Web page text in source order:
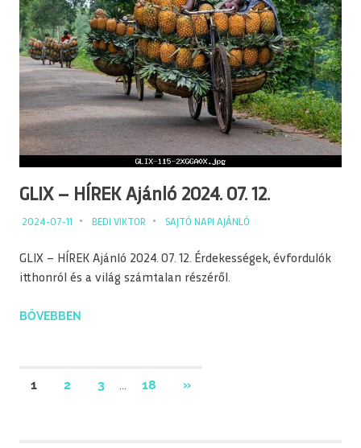
GLIX – HÍREK Ajánló 2024. 07. 12.
2024-07-11 BEDI VIKTOR SAJTÓ NAPI AJÁNLÓ
GLIX – HÍREK Ajánló 2024. 07. 12. Érdekességek, évfordulók
itthonról és a világ számtalan részéről.
BŐVEBBEN
Bejegyzések
1 2 3 … 18
NEXT
»